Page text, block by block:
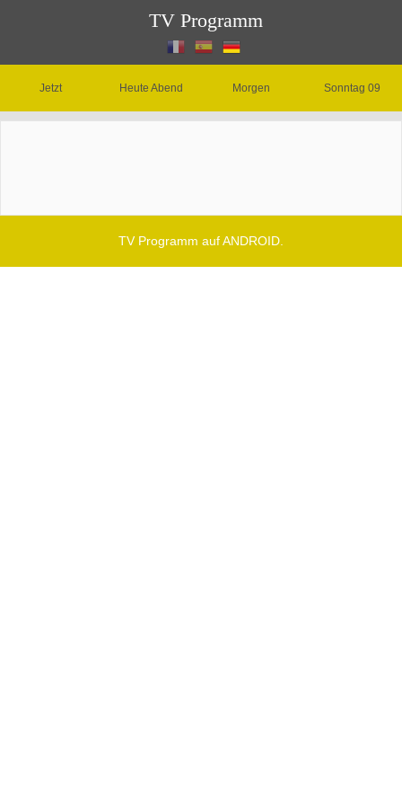
TV Programm
Jetzt Heute Abend Morgen Sonntag 09
TV Programm auf ANDROID.